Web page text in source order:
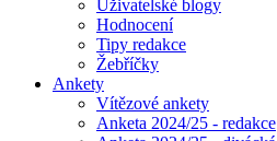
Uživatelské blogy
Hodnocení
Tipy redakce
Žebříčky
Ankety
Vítězové ankety
Anketa 2024/25 - redakce